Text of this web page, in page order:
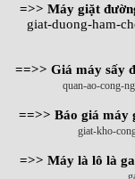
=>> Máy giặt
giat-duong-ham-
==>> Giá máy sấy
quan-ao-cong-
==>> Báo giá máy
giat-kho-
=>> Máy là lô là